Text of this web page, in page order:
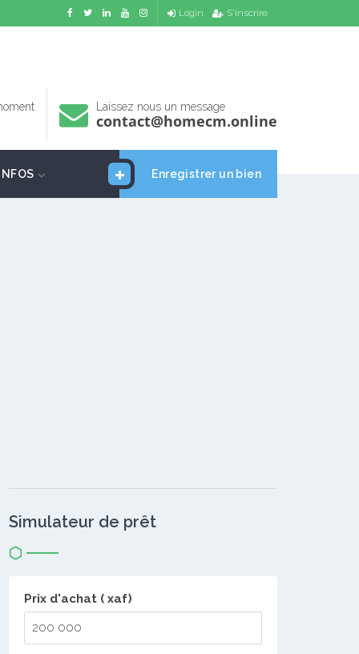
Login S'inscrire
Laissez nous un message
contact@homecm.online
Enregistrer un bien
INFOS
Simulateur de prêt
Prix d'achat ( xaf)